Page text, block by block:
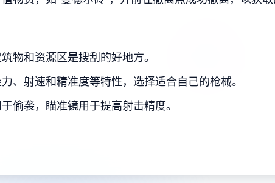
物和资源区是搜刮的好地方。
、射速和精准度等特性，选择适合自己的枪械。
偷袭，瞄准镜用于提高射击精度。